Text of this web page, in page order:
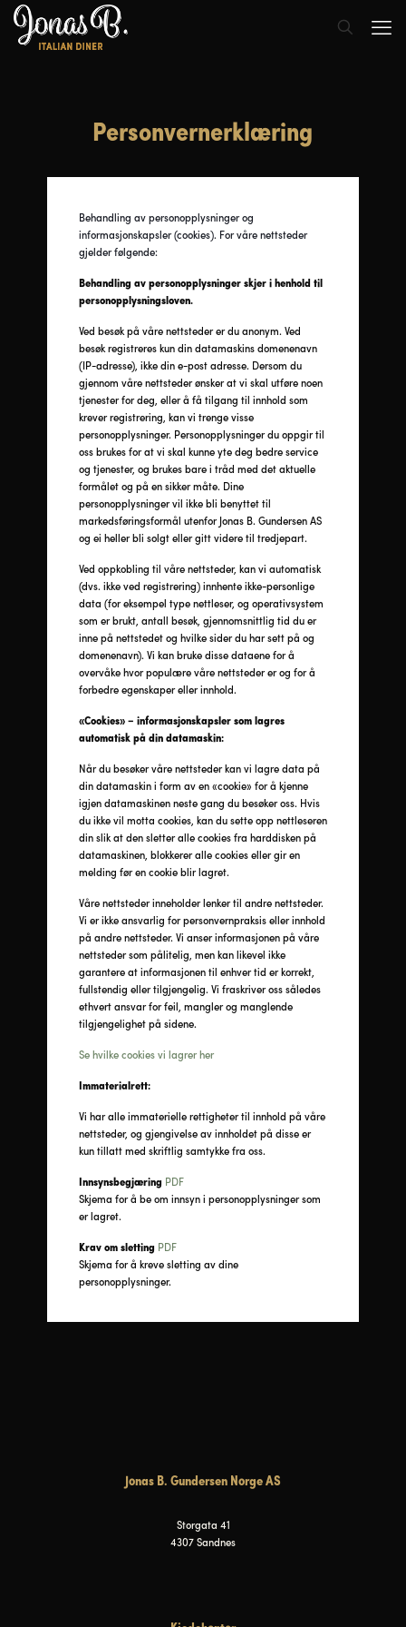
Personvernerklæring
Behandling av personopplysninger og
informasjonskapsler (cookies). For våre nettsteder
gjelder følgende:
Behandling av personopplysninger skjer i henhold til
personopplysningsloven.
Ved besøk på våre nettsteder er du anonym. Ved
besøk registreres kun din datamaskins domenenavn
(IP-adresse), ikke din e-post adresse. Dersom du
gjennom våre nettsteder ønsker at vi skal utføre noen
tjenester for deg, eller å få tilgang til innhold som
krever registrering, kan vi trenge visse
personopplysninger. Personopplysninger du oppgir til
oss brukes for at vi skal kunne yte deg bedre service
og tjenester, og brukes bare i tråd med det aktuelle
formålet og på en sikker måte. Dine
personopplysninger vil ikke bli benyttet til
markedsføringsformål utenfor Jonas B. Gundersen AS
og ei heller bli solgt eller gitt videre til tredjepart.
Ved oppkobling til våre nettsteder, kan vi automatisk
(dvs. ikke ved registrering) innhente ikke-personlige
data (for eksempel type nettleser, og operativsystem
som er brukt, antall besøk, gjennomsnittlig tid du er
inne på nettstedet og hvilke sider du har sett på og
domenenavn). Vi kan bruke disse dataene for å
overvåke hvor populære våre nettsteder er og for å
forbedre egenskaper eller innhold.
«Cookies» – informasjonskapsler som lagres
automatisk på din datamaskin:
Når du besøker våre nettsteder kan vi lagre data på
din datamaskin i form av en «cookie» for å kjenne
igjen datamaskinen neste gang du besøker oss. Hvis
du ikke vil motta cookies, kan du sette opp nettleseren
din slik at den sletter alle cookies fra harddisken på
datamaskinen, blokkerer alle cookies eller gir en
melding før en cookie blir lagret.
Våre nettsteder inneholder lenker til andre nettsteder.
Vi er ikke ansvarlig for personvernpraksis eller innhold
på andre nettsteder. Vi anser informasjonen på våre
nettsteder som pålitelig, men kan likevel ikke
garantere at informasjonen til enhver tid er korrekt,
fullstendig eller tilgjengelig. Vi fraskriver oss således
ethvert ansvar for feil, mangler og manglende
tilgjengelighet på sidene.
Se hvilke cookies vi lagrer her
Immaterialrett:
Vi har alle immaterielle rettigheter til innhold på våre
nettsteder, og gjengivelse av innholdet på disse er
kun tillatt med skriftlig samtykke fra oss.
Innsynsbegjæring PDF
Skjema for å be om innsyn i personopplysninger som
er lagret.
Krav om sletting PDF
Skjema for å kreve sletting av dine
personopplysninger.
Jonas B. Gundersen Norge AS
Storgata 41
4307 Sandnes